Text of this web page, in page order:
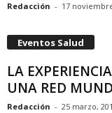
Redacción - 17
Eventos Salud
LA
UNA RED
Redacción - 25 marzo,